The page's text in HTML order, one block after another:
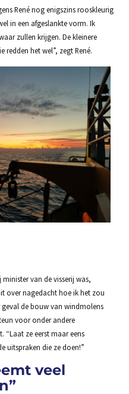
René nog enigszins rooskleurig
in een afgeslankte vorm. Ik
zullen krijgen. De kleinere
het wel”, zegt René.
van de visserij was,
over nagedacht hoe ik het zou
de bouw van windmolens
voor onder andere
“Laat ze eerst maar eens
uitspraken die ze doen!”
veel